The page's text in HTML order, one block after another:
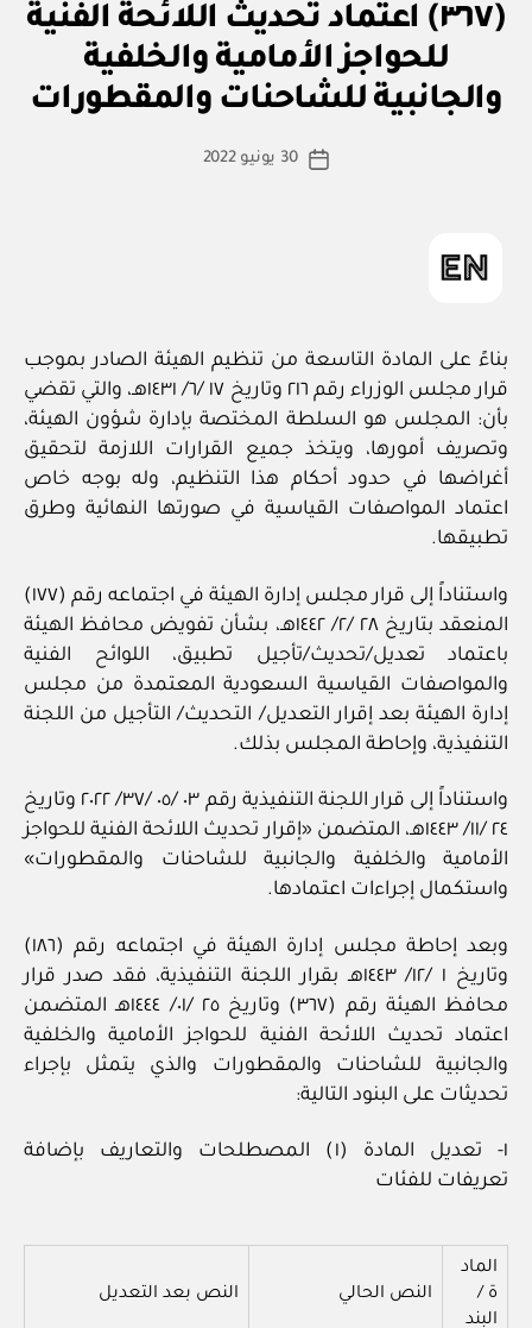
زا
(٣٦٧) اعتماد تحديث اللائحة الفنية
للحواجز الأمامية والخلفية
والجانبية للشاحنات والمقطورات
كاتب
بو
س
ة
تاريخ
30 يونيو 2022
بناءً على المادة التاسعة من تنظيم الهيئة الصادر بموجب
قرار مجلس الوزراء رقم ٢١٦ وتاريخ ١٧ /٦/ ١٤٣١هـ، والتي تقضي
بأن: المجلس هو السلطة المختصة بإدارة شؤون الهيئة،
وتصريف أمورها، ويتخذ جميع القرارات اللازمة لتحقيق
أغراضها في حدود أحكام هذا التنظيم، وله بوجه خاص
اعتماد المواصفات القياسية في صورتها النهائية وطرق
تطبيقها.
واستناداً إلى قرار مجلس إدارة الهيئة في اجتماعه رقم (١٧٧)
المنعقد بتاريخ ٢٨ /٢/ ١٤٤٢هـ، بشأن تفويض محافظ الهيئة
باعتماد تعديل/تحديث/تأجيل تطبيق، اللوائح الفنية
والمواصفات القياسية السعودية المعتمدة من مجلس
إدارة الهيئة بعد إقرار التعديل/ التحديث/ التأجيل من اللجنة
التنفيذية، وإحاطة المجلس بذلك.
واستناداً إلى قرار اللجنة التنفيذية رقم ٠٣ /٠٥ /٣٧/ ٢٠٢٢ وتاريخ
٢٤ /١١/ ١٤٤٣هـ، المتضمن «إقرار تحديث اللائحة الفنية للحواجز
الأمامية والخلفية والجانبية للشاحنات والمقطورات»
واستكمال إجراءات اعتمادها.
وبعد إحاطة مجلس إدارة الهيئة في اجتماعه رقم (١٨٦)
وتاريخ ١ /١٢/ ١٤٤٣هـ بقرار اللجنة التنفيذية، فقد صدر قرار
محافظ الهيئة رقم (٣٦٧) وتاريخ ٢٥ /٠١/ ١٤٤٤هـ المتضمن
اعتماد تحديث اللائحة الفنية للحواجز الأمامية والخلفية
والجانبية للشاحنات والمقطورات والذي يتمثل بإجراء
تحديثات على البنود التالية:
١- تعديل المادة (١) المصطلحات والتعاريف بإضافة
تعريفات للفئات
الماد
ة /
البند
النص الحالي النص بعد التعديل